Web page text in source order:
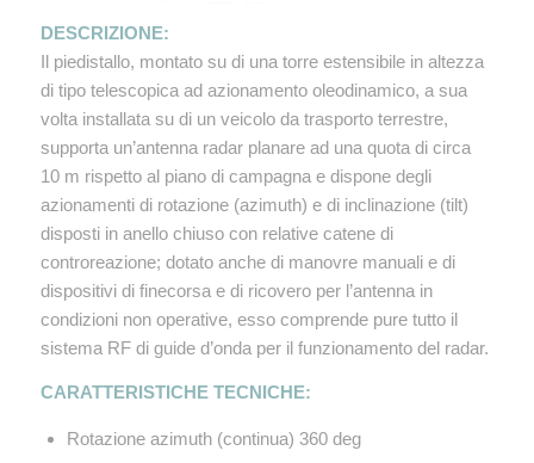
DESCRIZIONE:
Il piedistallo, montato su di una torre estensibile in altezza
di tipo telescopica ad azionamento oleodinamico, a sua
volta installata su di un veicolo da trasporto terrestre,
supporta un’antenna radar planare ad una quota di circa
10 m rispetto al piano di campagna e dispone degli
azionamenti di rotazione (azimuth) e di inclinazione (tilt)
disposti in anello chiuso con relative catene di
controreazione; dotato anche di manovre manuali e di
dispositivi di finecorsa e di ricovero per l’antenna in
condizioni non operative, esso comprende pure tutto il
sistema RF di guide d’onda per il funzionamento del radar.
CARATTERISTICHE TECNICHE:
Rotazione azimuth (continua) 360 deg